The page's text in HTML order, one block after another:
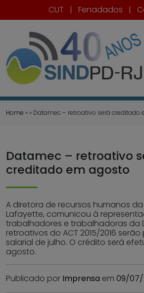
CUT | Fenadados |
Home » » Datamec – retroativo será creditado
Datamec – retroativo
creditado em agosto
A diretora de recursos humanos da
Lafayette, comunicou à
trabalhadores e trabalhadoras da
retroativos do ACT 2015/2016
salarial de julho. O crédito será
agosto.
Publicado por Imprensa em 09/07/